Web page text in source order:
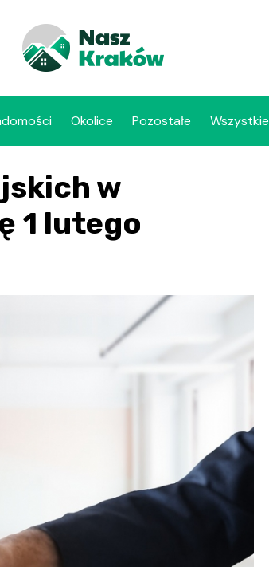
Okolice Pozostałe Wszystkie
w
1 lutego